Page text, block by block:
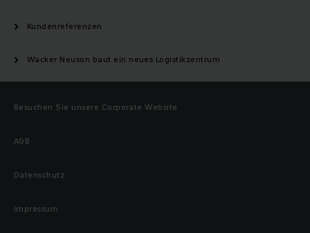
Kundenreferenzen
Wacker Neuson baut ein neues Logistikzentrum
Besuchen Sie unsere Corporate Website
AGB
Datenschutz
Impressum